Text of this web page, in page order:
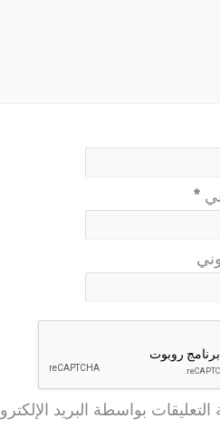
*
التعليقات بواسطة البريد